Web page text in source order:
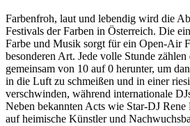
Farbenfroh, laut und lebendig wird die
Festivals der Farben in Österreich. Die
Farbe und Musik sorgt für ein Open-Air
besonderen Art. Jede volle Stunde zählen
gemeinsam von 10 auf 0 herunter, um
in die Luft zu schmeißen und in einer
verschwinden, während internationale
Neben bekannten Acts wie Star-DJ
auf heimische Künstler und